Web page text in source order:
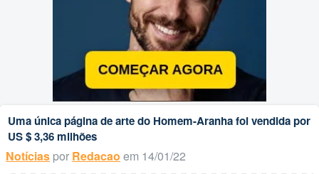
Uma única página de arte do Homem-Aranha foi vendida por
US $ 3,36 milhões
Notícias por Redacao em 14/01/22